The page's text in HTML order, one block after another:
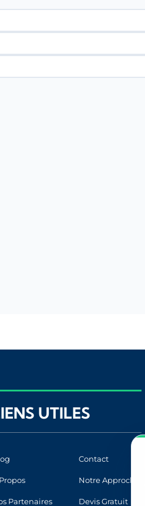
UTILES
Contact
Notre Approche
Partenaires Devis Gratuit